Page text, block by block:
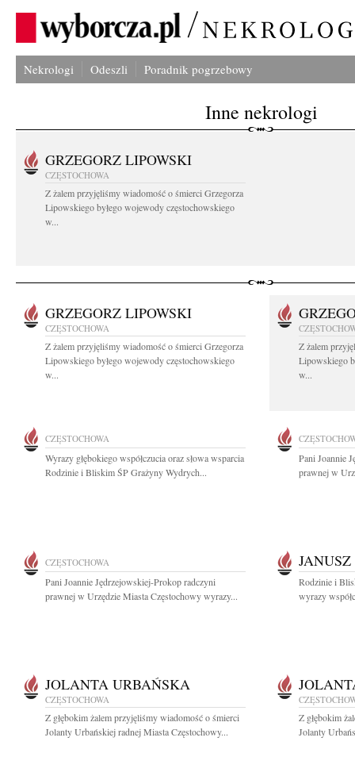
Nekrologi Odeszli Poradnik pogrzebowy
Inne nekrologi
GRZEGORZ LIPOWSKI
CZĘSTOCHOWA
Z żalem przyjęliśmy wiadomość o śmierci Grzegorza
Lipowskiego byłego wojewody częstochowskiego
w...
GRZEGORZ LIPOWSKI
CZĘSTOCHOWA
Z żalem przyjęliśmy wiadomość o śmierci Grzegorza
Lipowskiego byłego wojewody częstochowskiego
w...
Z żalem
Lipowskiego
w...
CZĘSTOCHOWA
Wyrazy głębokiego współczucia oraz słowa wsparcia
Rodzinie i Bliskim ŚP Grażyny Wydrych...
Pani Joannie
prawnej w
CZĘSTOCHOWA
Pani Joannie Jędrzejowskiej-Prokop radczyni
prawnej w Urzędzie Miasta Częstochowy wyrazy...
Rodzinie i
wyrazy
JOLANTA URBAŃSKA
CZĘSTOCHOWA
Z głębokim żalem przyjęliśmy wiadomość o śmierci
Jolanty Urbańskiej radnej Miasta Częstochowy...
Z głębokim
Jolanty